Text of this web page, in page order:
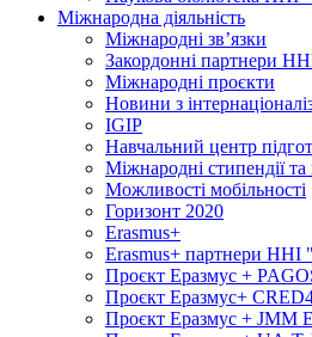
Міжнародна діяльність
Міжнародні зв’язки
Закордонні партнери
Міжнародні проєкти
Новини з
IGIP
Навчальний центр
Міжнародні стипендії та
Можливості мобільності
Горизонт 2020
Erasmus+
Erasmus+ партнери
Проєкт Еразмус +
Проєкт Еразмус+
Проєкт Еразмус + JMM